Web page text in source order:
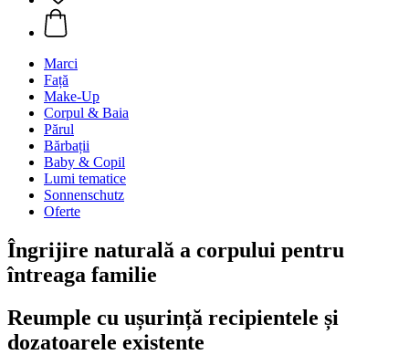
Marci
Față
Make-Up
Corpul & Baia
Părul
Bărbații
Baby & Copil
Lumi tematice
Sonnenschutz
Oferte
Îngrijire naturală a corpului pentru
întreaga familie
Reumple cu ușurință recipientele și
dozatoarele existente